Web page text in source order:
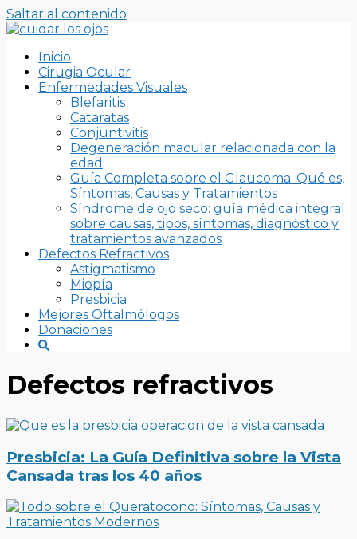
Saltar al contenido
Inicio
Cirugia Ocular
Enfermedades Visuales
Blefaritis
Cataratas
Conjuntivitis
Degeneración macular relacionada con la
edad
Guía Completa sobre el Glaucoma: Qué es,
Síntomas, Causas y Tratamientos
Síndrome de ojo seco: guía médica integral
sobre causas, tipos, síntomas, diagnóstico y
tratamientos avanzados
Defectos Refractivos
Astigmatismo
Miopía
Presbicia
Mejores Oftalmólogos
Donaciones
Defectos refractivos
Presbicia: La Guía Definitiva sobre la Vista
Cansada tras los 40 años